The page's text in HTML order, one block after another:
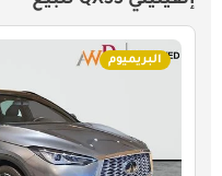
البريميوم